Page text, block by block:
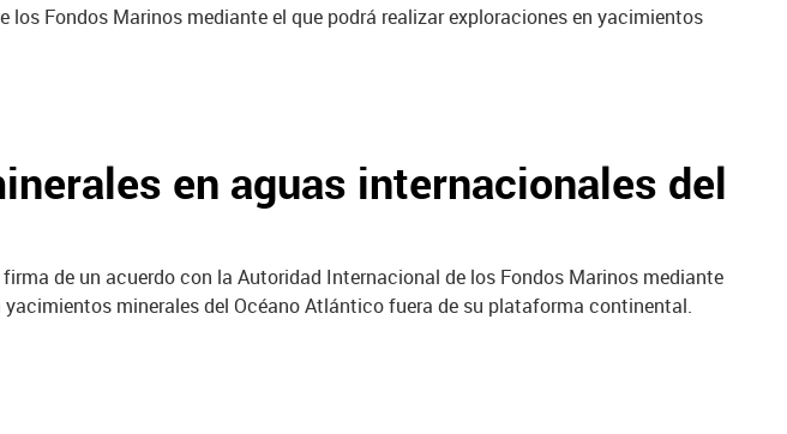
Fondos Marinos mediante el que podrá realizar exploraciones en yacimientos
en aguas internacionales del
de un acuerdo con la Autoridad Internacional de los Fondos Marinos mediante
yacimientos minerales del Océano Atlántico fuera de su plataforma continental.